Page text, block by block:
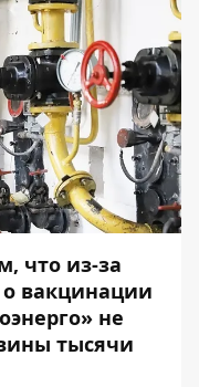
что из-за
о вакцинации
» не
тысячи